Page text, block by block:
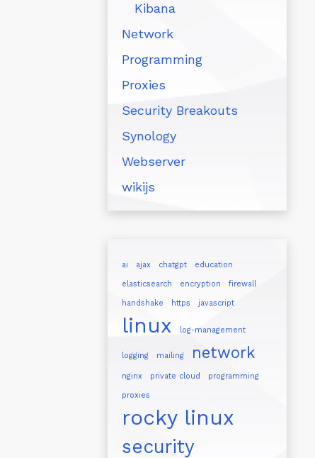
Kibana
Network
Programming
Proxies
Security Breakouts
Synology
Webserver
wikijs
ai ajax chatgpt education
elasticsearch encryption firewall
handshake https javascript
linux log-management
logging mailing network
nginx private cloud programming
proxies
rocky linux
security